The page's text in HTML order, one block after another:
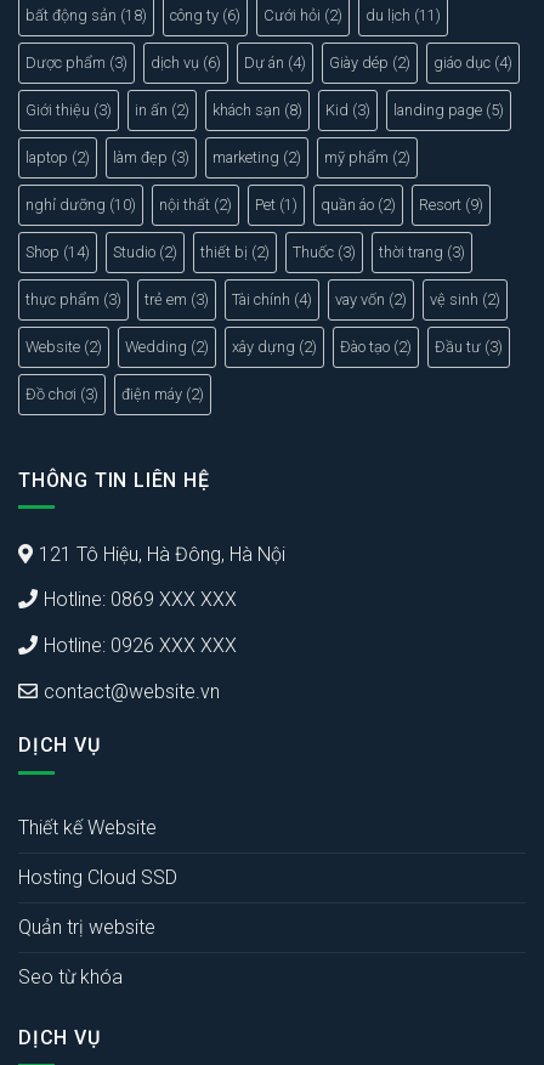
bất động sản (18) công ty (6) Cưới hỏi (2) du lịch (11)
Dược phẩm (3) dịch vụ (6) Dự án (4) Giày dép (2) giáo dục (4)
Giới thiệu (3) in ấn (2) khách sạn (8) Kid (3) landing page (5)
laptop (2) làm đẹp (3) marketing (2) mỹ phẩm (2)
nghỉ dưỡng (10) nội thất (2) Pet (1) quần áo (2) Resort (9)
Shop (14) Studio (2) thiết bị (2) Thuốc (3) thời trang (3)
thực phẩm (3) trẻ em (3) Tài chính (4) vay vốn (2) vệ sinh (2)
Website (2) Wedding (2) xây dựng (2) Đào tạo (2) Đầu tư (3)
Đồ chơi (3) điện máy (2)
THÔNG TIN LIÊN HỆ
121 Tô Hiệu, Hà Đông, Hà Nội
Hotline: 0869 XXX XXX
Hotline: 0926 XXX XXX
contact@website.vn
DỊCH VỤ
Thiết kế Website
Hosting Cloud SSD
Quản trị website
Seo từ khóa
DỊCH VỤ